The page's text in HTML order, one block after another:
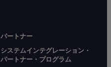
パートナー
システムインテグレーション・
パートナー・プログラム